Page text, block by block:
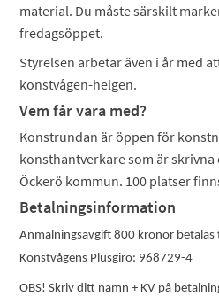
material. Du måste särskilt
fredagsöppet.
Styrelsen arbetar även i år med
konstvågen-helgen.
Vem får vara med?
Konstrundan är öppen för
konsthantverkare som är
Öckerö kommun. 100 platser
Betalningsinformation
Anmälningsavgift 800 kronor
Konstvågens Plusgiro: 968729-4
OBS! Skriv ditt namn + KV på